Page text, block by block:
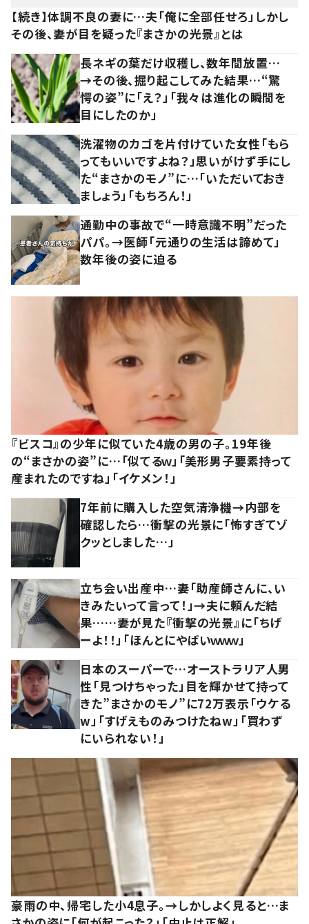
【続き】体調不良の妻に…夫「俺に全部任せろ」しかし
その後、妻が目を疑った『まさかの光景』とは
長ネギの葉だけ収穫し、数年間放置…
→その後、掘り起こしてみた結果…“驚
愕の姿”に「え？」「我々は進化の瞬間を
目にしたのか」
洗濯物のカゴを片付けていた女性「もら
ってもいいですよね？」思いがけず手にし
た“まさかのモノ”に…「いただいておき
ましょう」「もちろん！」
通勤中の事故で“一時意識不明”だった
パパ。→医師「元通りの生活は諦めて」
数年後の姿に迫る
『ビスコ』の少年に似ていた4歳の男の子。19年後
の“まさかの姿”に…「似てるｗ」「美形男子要素持って
産まれたのですね」「イケメン！」
7年前に購入した空気清浄機→内部を
確認したら…衝撃の光景に「怖すぎてゾ
クッとしました…」
立ち会い出産中…妻「助産師さんに、い
きみたいって言って！」→夫に頼んだ結
果……妻が見た『衝撃の光景』に「ちげ
ーよ！！」「ほんとにやばいｗｗｗ」
日本のスーパーで…オーストラリア人男
性「見つけちゃった」目を輝かせて持って
きた”まさかのモノ”に72万表示「ウケる
w」「すげえものみつけたねw」「買わず
にいられない！」
豪雨の中、帰宅した小4息子。→しかしよく見ると…ま